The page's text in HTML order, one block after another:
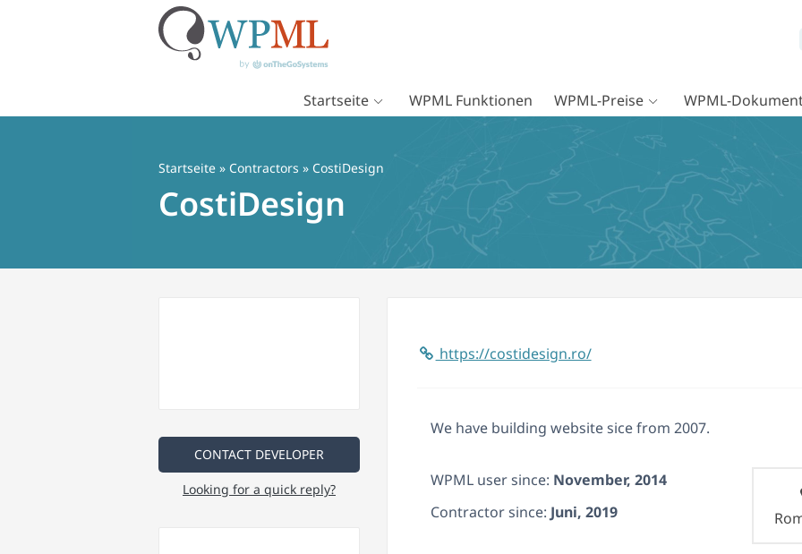
Startseite WPML Funktionen WPML-Preise WPML-
Startseite » Contractors » CostiDesign
CostiDesign
CONTACT DEVELOPER
Looking for a quick reply?
https://costidesign.ro/
We have building website sice from 2007.
WPML user since: November, 2014
Contractor since: Juni, 2019